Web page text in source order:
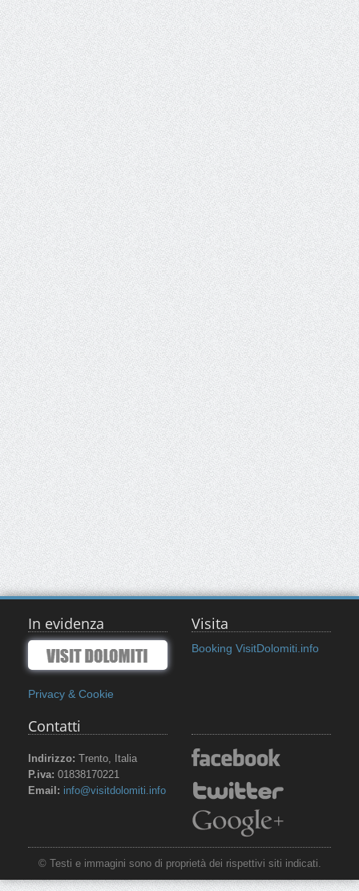
In evidenza
Privacy & Cookie
Visita
Booking VisitDolomiti.info
Contatti
Indirizzo: Trento, Italia
P.iva: 01838170221
Email: info@visitdolomiti.info
© Testi e immagini sono di proprietà dei rispettivi siti indicati.